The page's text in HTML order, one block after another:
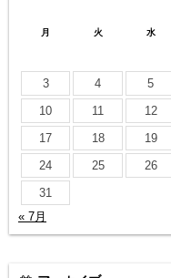
月 火 水
3
4 5
10
11 12
17
18 19
24
25 26
31
« 7月